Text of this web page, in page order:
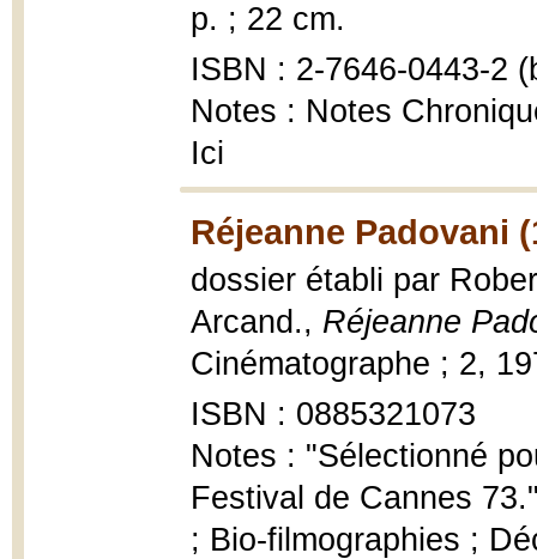
p. ; 22 cm.
ISBN : 2-7646-0443-2
Notes : Notes
Ici
Réjeanne Padovani
dossier établi par
Arcand., Réjeanne
Cinématographe ; 2,
ISBN : 0885321073
Notes : "Sélectionné
Festival de Cannes
; Bio-filmographies ;